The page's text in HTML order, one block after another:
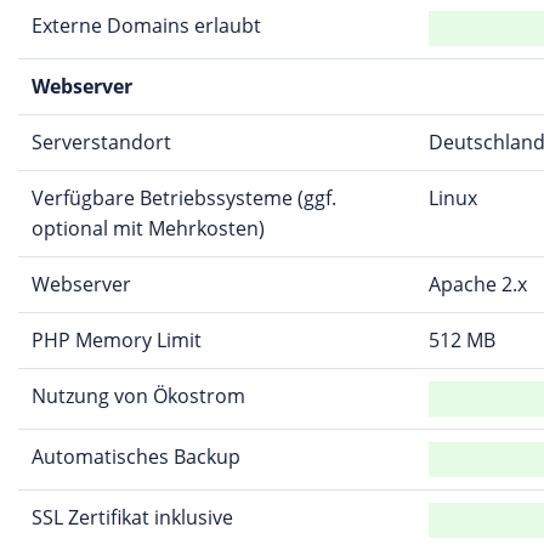
Externe Domains erlaubt
Webserver
Serverstandort Deutschland
Verfügbare Betriebssysteme (ggf.
optional mit Mehrkosten)
Linux
Webserver Apache 2.x
PHP Memory Limit 512 MB
Nutzung von Ökostrom
Automatisches Backup
SSL Zertifikat inklusive